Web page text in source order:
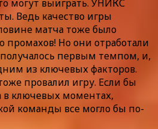
могут выиграть. УНИКС
Ведь качество игры
матча тоже было
промахов! Но они отработали
первым темпом, и,
из ключевых факторов.
провалил игру. Если бы
ключевых моментах,
команды все могло бы по-